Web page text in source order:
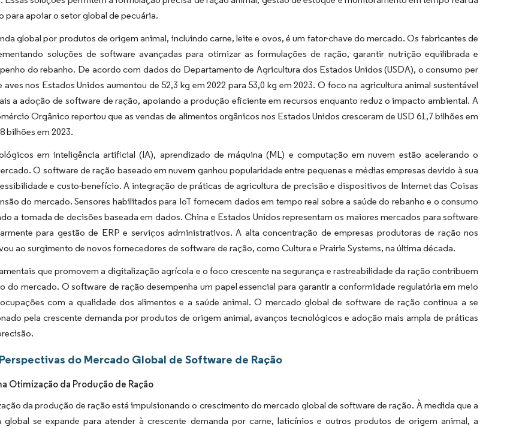
para apoiar o setor global de pecuária.
global por produtos de origem animal, incluindo carne, leite e ovos, é um fator-chave do mercado. Os fabricantes de
soluções de software avançadas para otimizar as formulações de ração, garantir nutrição equilibrada e
do rebanho. De acordo com dados do Departamento de Agricultura dos Estados Unidos (USDA), o consumo per
nos Estados Unidos aumentou de 52,3 kg em 2022 para 53,0 kg em 2023. O foco na agricultura animal sustentável
a adoção de software de ração, apoiando a produção eficiente em recursos enquanto reduz o impacto ambiental. A
Orgânico reportou que as vendas de alimentos orgânicos nos Estados Unidos cresceram de USD 61,7 bilhões em
bilhões em 2023.
em inteligência artificial (IA), aprendizado de máquina (ML) e computação em nuvem estão acelerando o
O software de ração baseado em nuvem ganhou popularidade entre pequenas e médias empresas devido à sua
e custo-benefício. A integração de práticas de agricultura de precisão e dispositivos de Internet das Coisas
do mercado. Sensores habilitados para IoT fornecem dados em tempo real sobre a saúde do rebanho e o consumo
a tomada de decisões baseada em dados. China e Estados Unidos representam os maiores mercados para software
para gestão de ERP e serviços administrativos. A alta concentração de empresas produtoras de ração nos
ao surgimento de novos fornecedores de software de ração, como Cultura e Prairie Systems, na última década.
que promovem a digitalização agrícola e o foco crescente na segurança e rastreabilidade da ração contribuem
do mercado. O software de ração desempenha um papel essencial para garantir a conformidade regulatória em meio
com a qualidade dos alimentos e a saúde animal. O mercado global de software de ração continua a se
pela crescente demanda por produtos de origem animal, avanços tecnológicos e adoção mais ampla de práticas
do Mercado Global de Software de Ração
Otimização da Produção de Ração
da produção de ração está impulsionando o crescimento do mercado global de software de ração. À medida que a
global se expande para atender à crescente demanda por carne, laticínios e outros produtos de origem animal, a